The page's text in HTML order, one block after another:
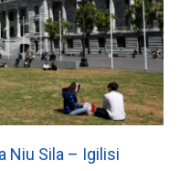
Niu Sila – Igilisi